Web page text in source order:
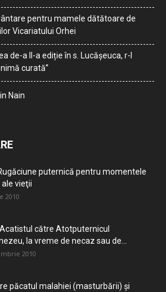
pentru mamele dătătoare de
Vicariatului Orhei
de-a II-a ediție în s. Lucășeuca, r-l
curată”
Nain
puternică pentru momentele
vieţii
2010
către Atotputernicul
la vreme de necaz sau de...
2010
păcatul malahiei (masturbării) şi